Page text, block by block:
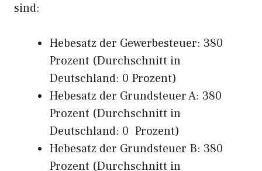
sind:
Hebesatz der Gewerbesteuer: 380
Prozent (Durchschnitt in
Deutschland: 0 Prozent)
Hebesatz der Grundsteuer A: 380
Prozent (Durchschnitt in
Deutschland: 0 Prozent)
Hebesatz der Grundsteuer B: 380
Prozent (Durchschnitt in